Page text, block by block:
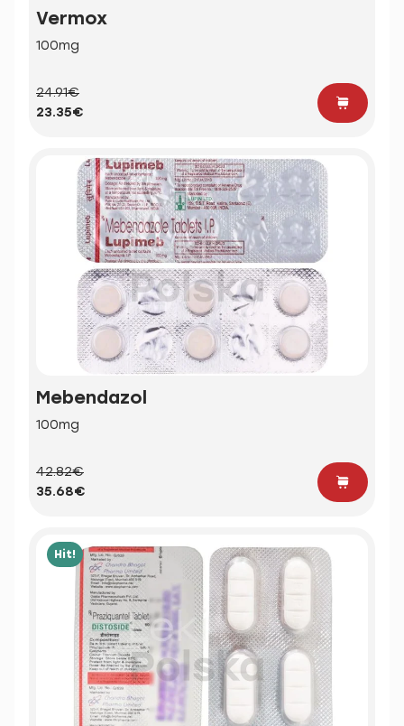
Vermox
100mg
24.91€
23.35€
Mebendazol
100mg
42.82€
35.68€
Hit!